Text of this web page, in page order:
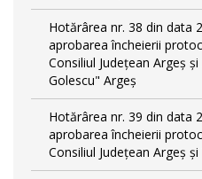
Hotărârea nr. 38 din data
aprobarea încheierii
Consiliul Județean Argeș
Golescu" Argeș
Hotărârea nr. 39 din data
aprobarea încheierii
Consiliul Județean Argeș